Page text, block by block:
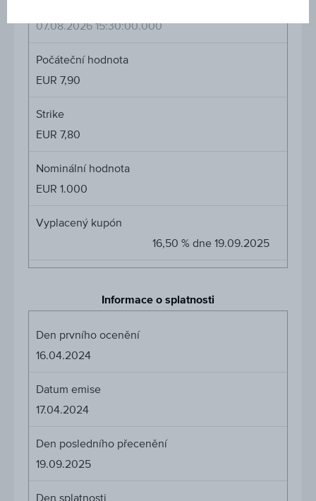
podkl.
07.08.2026 15:30:00.000
Počáteční hodnota
EUR 7,90
Strike
EUR 7,80
Nominální hodnota
EUR 1.000
Vyplacený kupón
16,50 % dne 19.09.2025
Informace o splatnosti
Den prvního ocenění
16.04.2024
Datum emise
17.04.2024
Den posledního přecenění
19.09.2025
Den splatnosti